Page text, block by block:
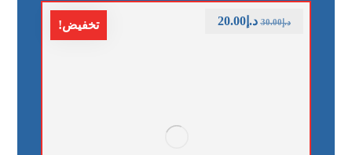
تخفيض! د.إ30.00 د.إ20.00